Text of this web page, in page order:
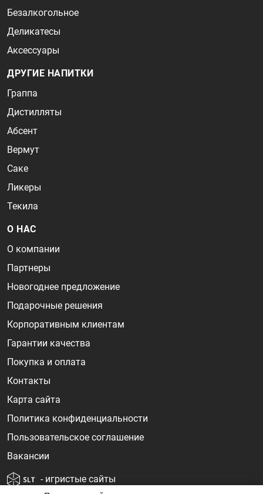
Безалкогольное
Деликатесы
Аксессуары
ДРУГИЕ НАПИТКИ
Граппа
Дистилляты
Абсент
Вермут
Саке
Ликеры
Текила
О НАС
О компании
Партнеры
Новогоднее предложение
Подарочные решения
Корпоративным клиентам
Гарантии качества
Покупка и оплата
Контакты
Карта сайта
Политика конфиденциальности
Пользовательское соглашение
Вакансии
- игристые сайты